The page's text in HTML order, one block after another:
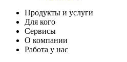
Продукты и услуги
Для кого
Сервисы
О компании
Работа у нас